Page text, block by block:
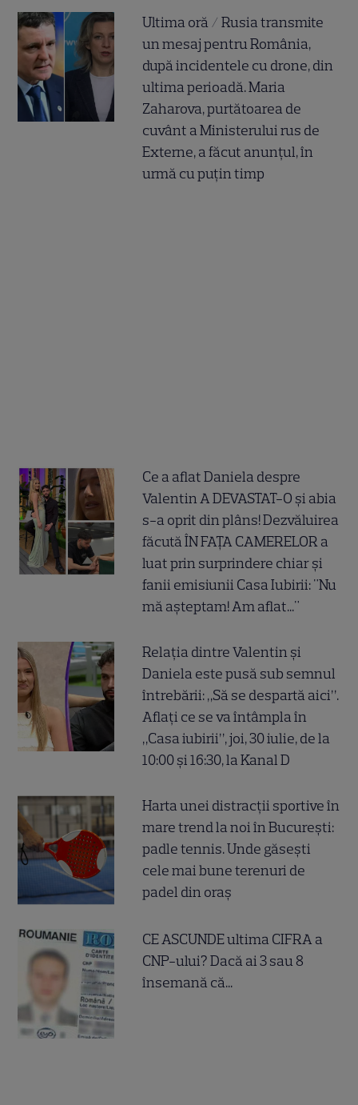
Ultima oră / Rusia transmite
un mesaj pentru România,
după incidentele cu drone, din
ultima perioadă. Maria
Zaharova, purtătoarea de
cuvânt a Ministerului rus de
Externe, a făcut anunțul, în
urmă cu puțin timp
Ce a aflat Daniela despre
Valentin A DEVASTAT-O și abia
s-a oprit din plâns! Dezvăluirea
făcută ÎN FAȚA CAMERELOR a
luat prin surprindere chiar și
fanii emisiunii Casa Iubirii: "Nu
mă așteptam! Am aflat..."
Relația dintre Valentin și
Daniela este pusă sub semnul
întrebării: „Să se despartă aici”.
Aflați ce se va întâmpla în
„Casa iubirii”, joi, 30 iulie, de la
10:00 și 16:30, la Kanal D
Harta unei distracții sportive în
mare trend la noi în București:
padle tennis. Unde găsești
cele mai bune terenuri de
padel din oraș
CE ASCUNDE ultima CIFRA a
CNP-ului? Dacă ai 3 sau 8
însemană că...